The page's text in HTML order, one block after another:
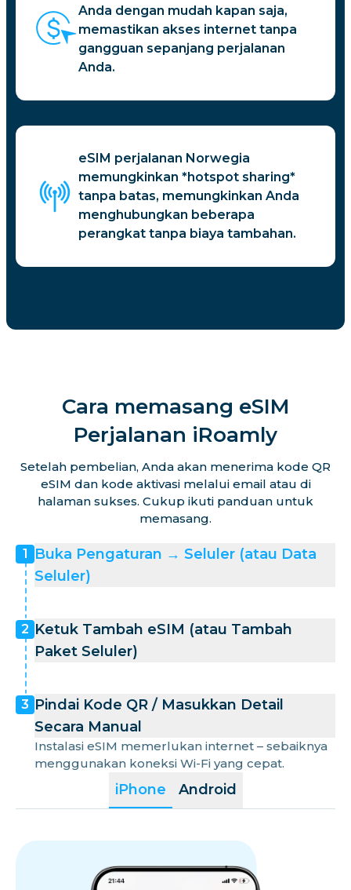
Anda dengan mudah kapan saja,
memastikan akses internet tanpa
gangguan sepanjang perjalanan
Anda.
eSIM perjalanan Norwegia
memungkinkan *hotspot sharing*
tanpa batas, memungkinkan Anda
menghubungkan beberapa
perangkat tanpa biaya tambahan.
Cara memasang eSIM
Perjalanan iRoamly
Setelah pembelian, Anda akan menerima kode QR
eSIM dan kode aktivasi melalui email atau di
halaman sukses. Cukup ikuti panduan untuk
memasang.
iPhone Android
1
Buka Pengaturan → Seluler (atau Data
Seluler)
2 Ketuk Tambah eSIM (atau Tambah
Paket Seluler)
3 Pindai Kode QR / Masukkan Detail
Secara Manual
Instalasi eSIM memerlukan internet – sebaiknya
menggunakan koneksi Wi-Fi yang cepat.